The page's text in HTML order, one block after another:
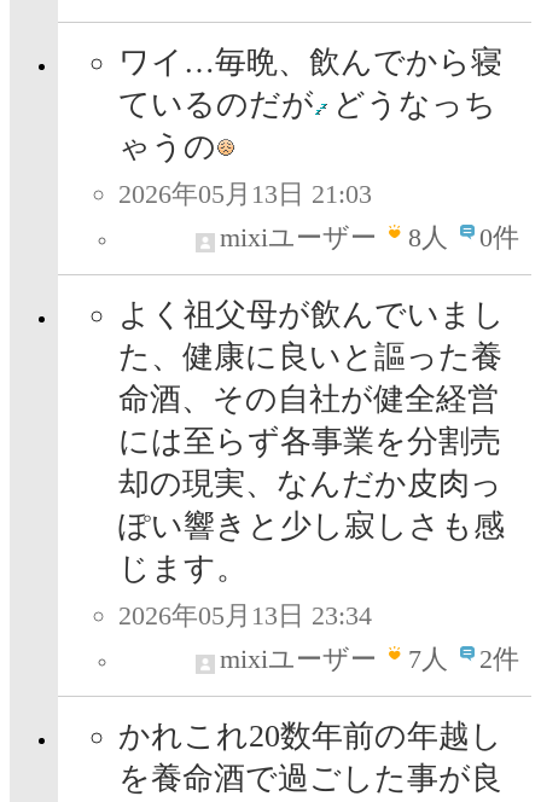
ワイ…毎晩、飲んでから寝
ているのだが
どうなっち
ゃうの
2026年05月13日 21:03
mixiユーザー
8人 0件
よく祖父母が飲んでいまし
た、健康に良いと謳った養
命酒、その自社が健全経営
には至らず各事業を分割売
却の現実、なんだか皮肉っ
ぽい響きと少し寂しさも感
じます。
2026年05月13日 23:34
mixiユーザー
7人 2件
かれこれ20数年前の年越し
を養命酒で過ごした事が良